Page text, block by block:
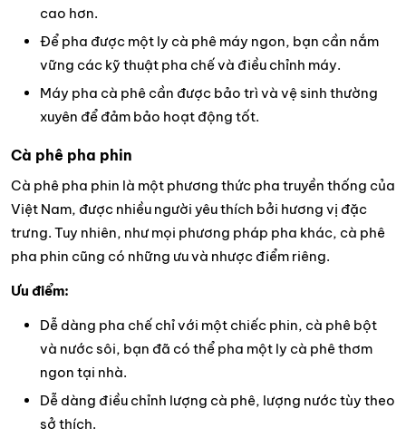
cao hơn.
Để pha được một ly cà phê máy ngon, bạn cần nắm
vững các kỹ thuật pha chế và điều chỉnh máy.
Máy pha cà phê cần được bảo trì và vệ sinh thường
xuyên để đảm bảo hoạt động tốt.
Cà phê pha phin
Cà phê pha phin là một phương thức pha truyền thống của
Việt Nam, được nhiều người yêu thích bởi hương vị đặc
trưng. Tuy nhiên, như mọi phương pháp pha khác, cà phê
pha phin cũng có những ưu và nhược điểm riêng.
Ưu điểm:
Dễ dàng pha chế chỉ với một chiếc phin, cà phê bột
và nước sôi, bạn đã có thể pha một ly cà phê thơm
ngon tại nhà.
Dễ dàng điều chỉnh lượng cà phê, lượng nước tùy theo
sở thích.